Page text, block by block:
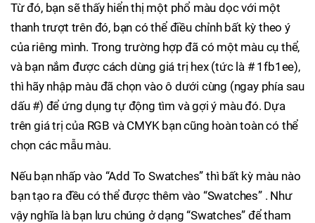
Từ đó, bạn sẽ thấy hiển thị một phổ màu dọc với một
thanh trượt trên đó, bạn có thể điều chỉnh bất kỳ theo ý
của riêng mình. Trong trường hợp đã có một màu cụ thể,
và bạn nắm được cách dùng giá trị hex (tức là # 1fb1ee),
thì hãy nhập màu đã chọn vào ô dưới cùng (ngay phía sau
dấu #) để ứng dụng tự động tìm và gợi ý màu đó. Dựa
trên giá trị của RGB và CMYK bạn cũng hoàn toàn có thể
chọn các mẫu màu.
Nếu bạn nhấp vào “Add To Swatches” thì bất kỳ màu nào
bạn tạo ra đều có thể được thêm vào “Swatches” . Như
vậy nghĩa là bạn lưu chúng ở dạng “Swatches” để tham